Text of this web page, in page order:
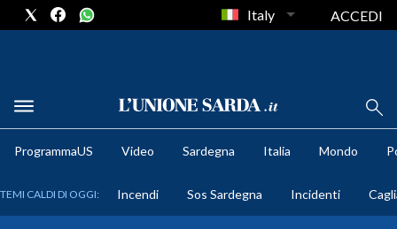
METEO
Italy ACCEDI
ProgrammaUS Video Sardegna Italia Mondo
TEMI CALDI DI OGGI: Incendi Sos Sardegna Incidenti